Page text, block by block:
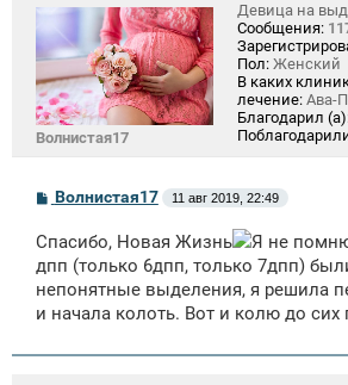
Волнистая17
Девица на
Сообщения:
Пол: Женский
В каких
лечение: Ава-
Благодарил
С
б
щ
н
и
Волнистая17 11 авг 2019, 22:49
Спасибо, Новая Жизнь
Я не
дпп (только 6дпп, только 7дпп)
непонятные выделения, я решила
и начала колоть. Вот и колю до сих